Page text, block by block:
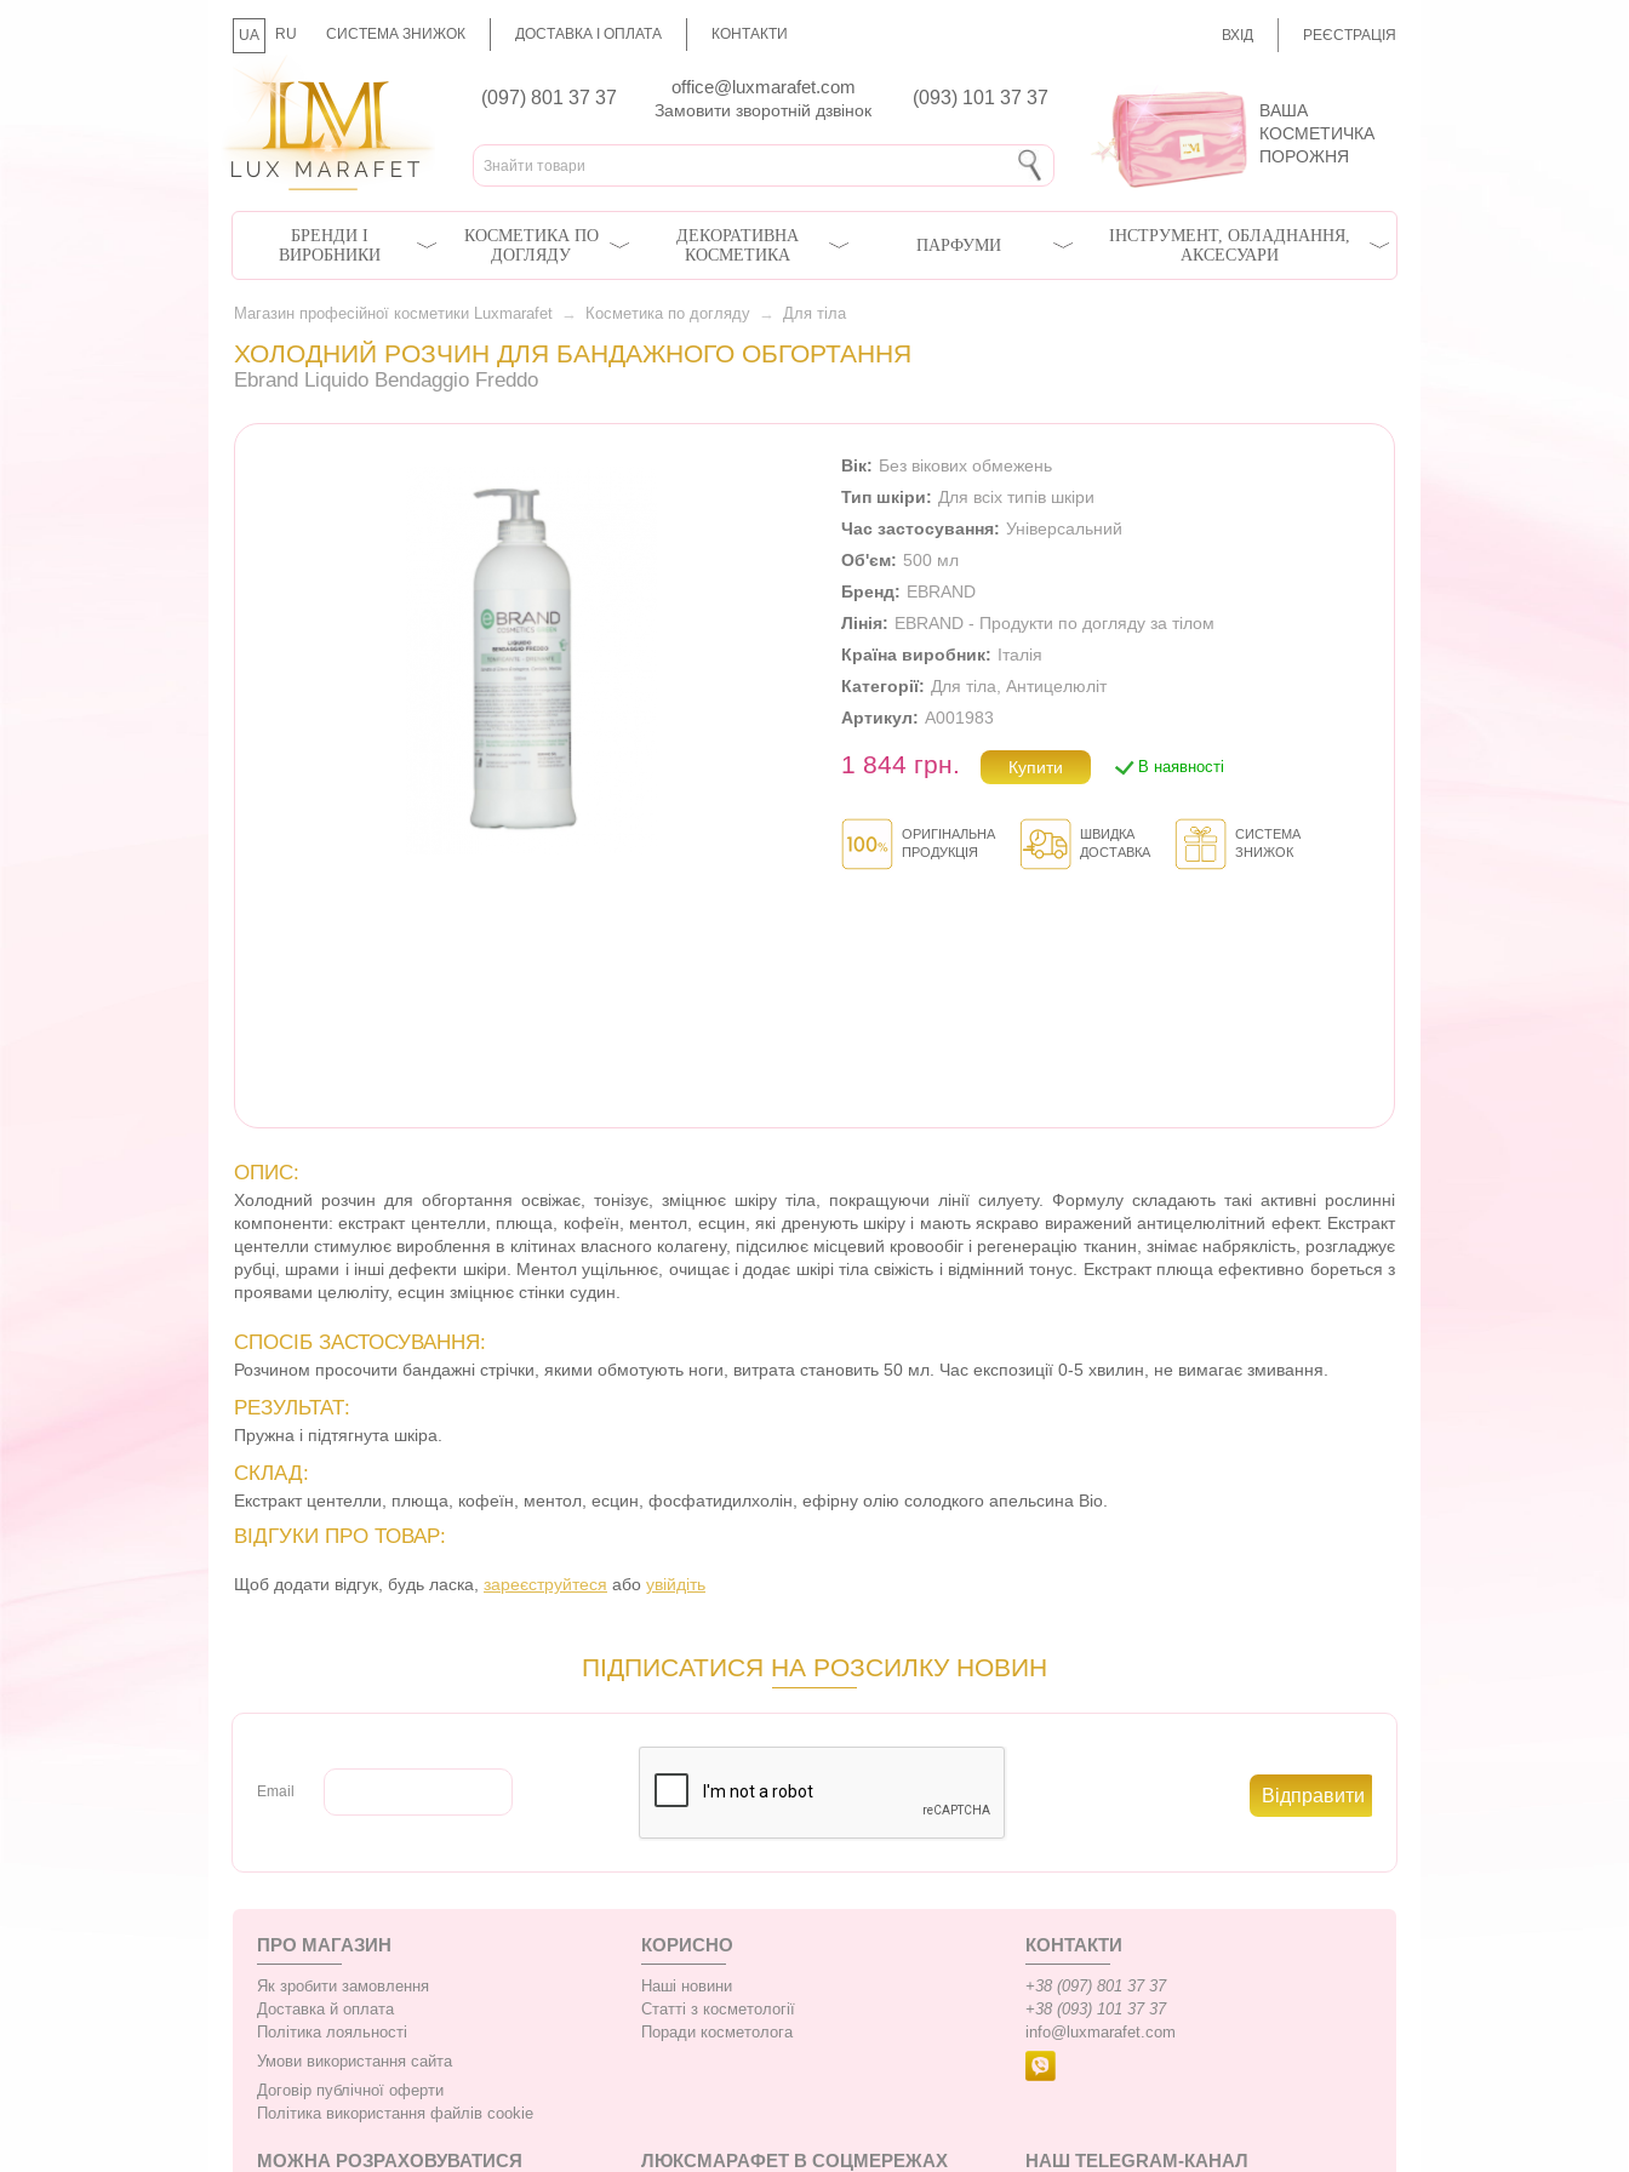
UA RU СИСТЕМА ЗНИЖОК ДОСТАВКА І ОПЛАТА КОНТАКТИ ВХІД РЕЄСТРАЦІЯ
(097) 801 37 37
office@luxmarafet.com
(093) 101 37 37
Замовити зворотній дзвінок
ВАША
КОСМЕТИЧКА
ПОРОЖНЯ
БРЕНДИ І
ВИРОБНИКИ
КОСМЕТИКА ПО
ДОГЛЯДУ
ДЕКОРАТИВНА
КОСМЕТИКА
ПАРФУМИ
ІНСТРУМЕНТ, ОБЛАДНАННЯ,
АКСЕСУАРИ
Магазин професійної косметики Luxmarafet → Косметика по догляду → Для тіла
ХОЛОДНИЙ РОЗЧИН ДЛЯ БАНДАЖНОГО ОБГОРТАННЯ
Ebrand Liquido Bendaggio Freddo
Вік: Без вікових обмежень
Тип шкіри: Для всіх типів шкіри
Час застосування: Універсальний
Об'єм: 500 мл
Бренд: EBRAND
Лінія: EBRAND - Продукти по догляду за тілом
Країна виробник: Італія
Категорії: Для тіла Антицелюліт
Артикул: A001983
1 844 грн. В наявності
ОРИГІНАЛЬНА
ПРОДУКЦІЯ
ШВИДКА
ДОСТАВКА
СИСТЕМА
ЗНИЖОК
ОПИС:
Холодний розчин для обгортання освіжає, тонізує, зміцнює шкіру тіла, покращуючи лінії силуету. Формулу складають такі активні рослинні
компоненти: екстракт центелли, плюща, кофеїн, ментол, есцин, які дренують шкіру і мають яскраво виражений антицелюлітний ефект. Екстракт
центелли стимулює вироблення в клітинах власного колагену, підсилює місцевий кровообіг і регенерацію тканин, знімає набряклість, розгладжує
рубці, шрами і інші дефекти шкіри. Ментол ущільнює, очищає і додає шкірі тіла свіжість і відмінний тонус. Екстракт плюща ефективно бореться з
проявами целюліту, есцин зміцнює стінки судин.
СПОСІБ ЗАСТОСУВАННЯ:
Розчином просочити бандажні стрічки, якими обмотують ноги, витрата становить 50 мл. Час експозиції 0-5 хвилин, не вимагає змивання.
РЕЗУЛЬТАТ:
Пружна і підтягнута шкіра.
СКЛАД:
Екстракт центелли, плюща, кофеїн, ментол, есцин, фосфатидилхолін, ефірну олію солодкого апельсина Bio.
ВІДГУКИ ПРО ТОВАР:
Щоб додати відгук, будь ласка, зареєструйтеся або увійдіть
ПІДПИСАТИСЯ НА РОЗСИЛКУ НОВИН
Email
ПРО МАГАЗИН
Як зробити замовлення
Доставка й оплата
Політика лояльності
Умови використання сайта
Договір публічної оферти
Політика використання файлів cookie
КОРИСНО
Наші новини
Статті з косметології
Поради косметолога
КОНТАКТИ
+38 (097) 801 37 37
+38 (093) 101 37 37
info@luxmarafet.com
МОЖНА РОЗРАХОВУВАТИСЯ ЛЮКСМАРАФЕТ В СОЦМЕРЕЖАХ НАШ TELEGRAM-КАНАЛ